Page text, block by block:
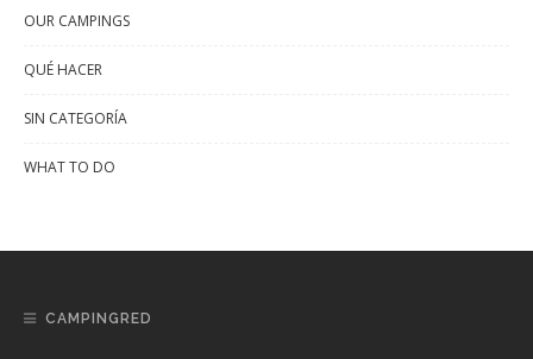
OUR CAMPINGS
QUÉ HACER
SIN CATEGORÍA
WHAT TO DO
CAMPINGRED